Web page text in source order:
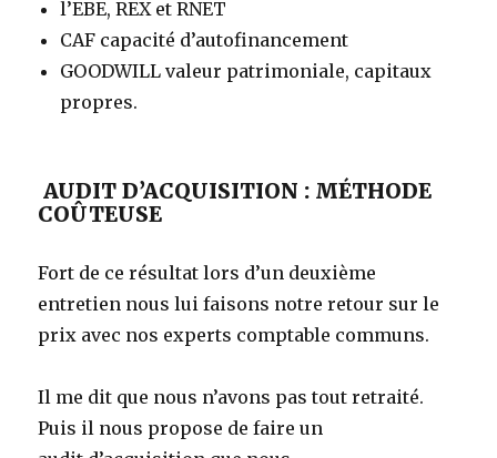
l’EBE, REX et RNET
CAF capacité d’autofinancement
GOODWILL valeur patrimoniale, capitaux
propres.
AUDIT D’ACQUISITION : MÉTHODE
COÛTEUSE
Fort de ce résultat lors d’un deuxième
entretien nous lui faisons notre retour sur le
prix avec nos experts comptable communs.
Il me dit que nous n’avons pas tout retraité.
Puis il nous propose de faire un